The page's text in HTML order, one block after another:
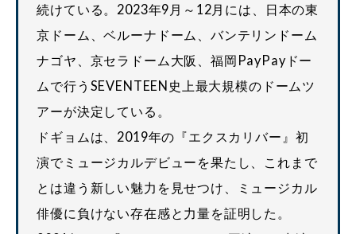
続けている。2023年9月～12月には、日本の東
京ドーム、ベルーナドーム、バンテリンドーム
ナゴヤ、京セラドーム大阪、福岡PayPayドー
ムで行うSEVENTEEN史上最大規模のドームツ
アーが決定している。
ドギョムは、2019年の『エクスカリバー』初
演でミュージカルデビューを果たし、これまで
とは違う新しい魅力を見せつけ、ミュージカル
俳優に負けない存在感と力量を証明した。